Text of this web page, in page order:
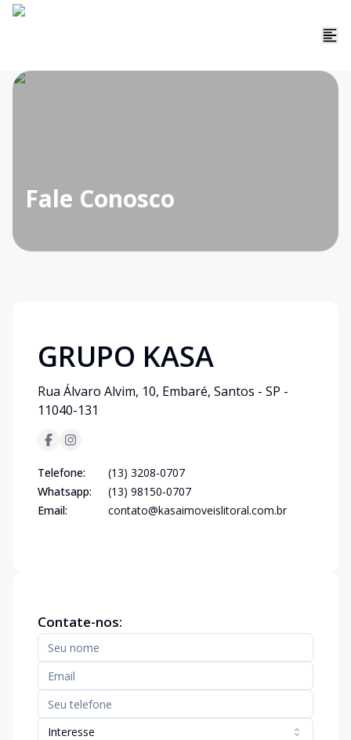
Fale Conosco
GRUPO KASA
Rua Álvaro Alvim, 10, Embaré, Santos - SP -
11040-131
Telefone:
(13) 3208-0707
Whatsapp:
(13) 98150-0707
Email:
contato@kasaimoveislitoral.com.br
Contate-nos:
Interesse